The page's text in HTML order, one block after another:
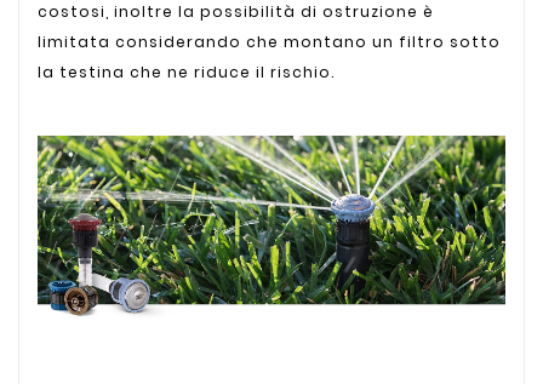
costosi, inoltre la possibilità di ostruzione è
limitata considerando che montano un filtro sotto
la testina che ne riduce il rischio.